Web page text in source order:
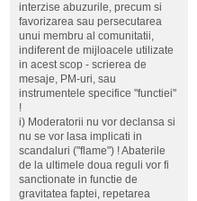
interzise abuzurile, precum si
favorizarea sau persecutarea
unui membru al comunitatii,
indiferent de mijloacele utilizate
in acest scop - scrierea de
mesaje, PM-uri, sau
instrumentele specifice "functiei"
!
i) Moderatorii nu vor declansa si
nu se vor lasa implicati in
scandaluri ("flame") ! Abaterile
de la ultimele doua reguli vor fi
sanctionate in functie de
gravitatea faptei, repetarea